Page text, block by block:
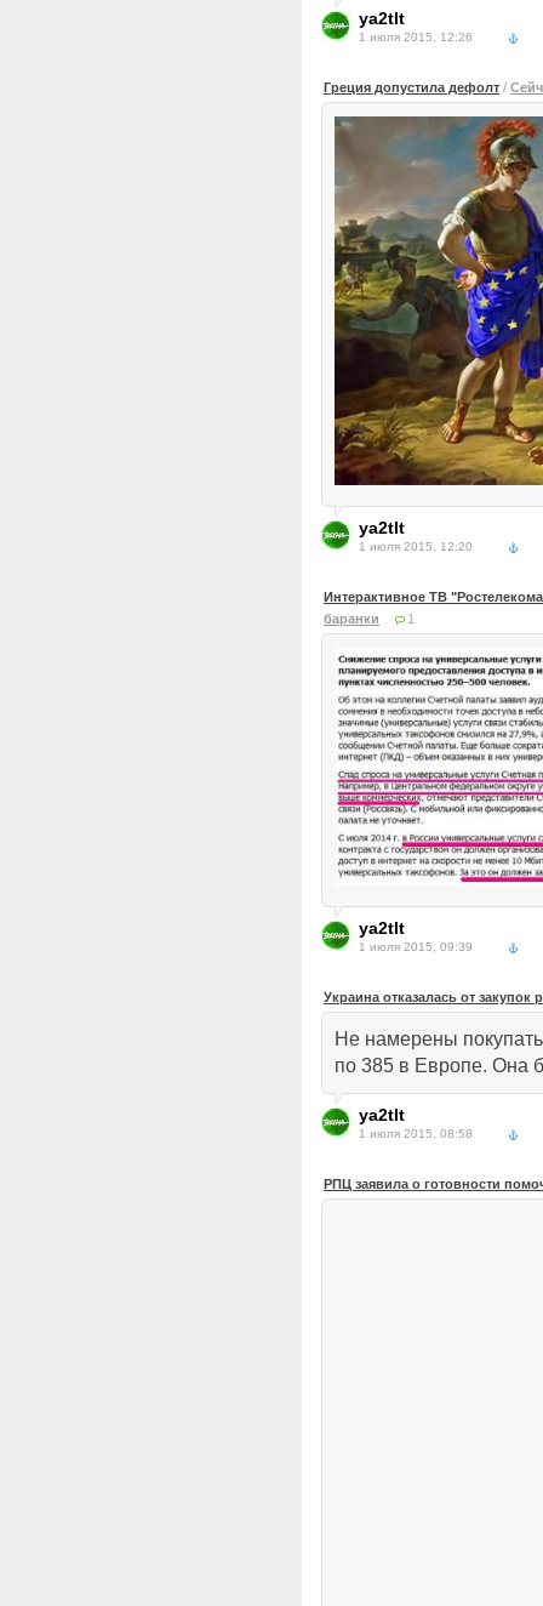
ya2tlt
1 июля 2015, 12:26
Греция допустила дефолт /
ya2tlt
1 июля 2015, 12:20
Интерактивное ТВ
баранки
1
ya2tlt
1 июля 2015, 09:39
Украина отказалась от закупок
Не намерены
по 385 в Европе. Она
ya2tlt
1 июля 2015, 08:58
РПЦ заявила о готовности